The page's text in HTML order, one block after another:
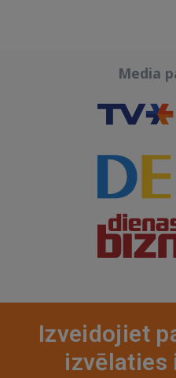
Media
Izveidojiet
izvēlaties